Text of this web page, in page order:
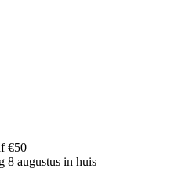
€50
8 augustus in huis